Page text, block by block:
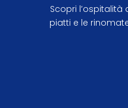
Scopri
piatti e le